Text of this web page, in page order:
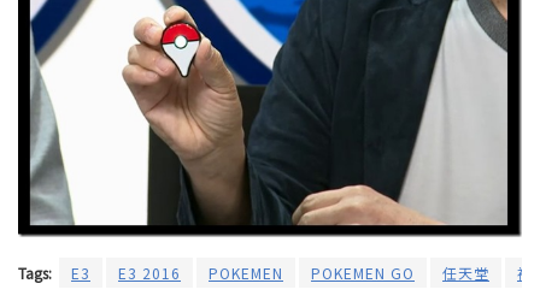
Tags: E3 E3 2016 POKEMEN POKEMEN GO 任天堂 神